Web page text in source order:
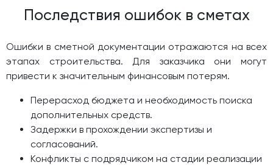
Последствия ошибок в сметах
Ошибки в сметной документации отражаются на всех
этапах строительства. Для заказчика они могут
привести к значительным финансовым потерям.
Перерасход бюджета и необходимость поиска
дополнительных средств.
Задержки в прохождении экспертизы и
согласований.
Конфликты с подрядчиком на стадии реализации